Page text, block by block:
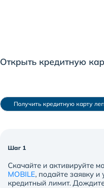
Открыть кредитную
Получить кредитную карту
Шаг 1
Скачайте и активируйте
MOBILE, подайте заявку
кредитный лимит.